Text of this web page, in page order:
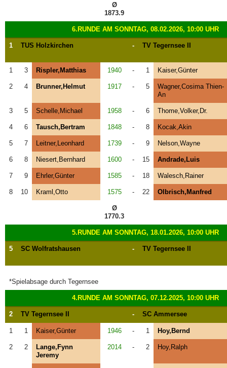
Ø
1873.9
6.RUNDE AM SONNTAG, 08.02.2026, 10:00 UHR
1 TUS Holzkirchen - TV Tegernsee II
1 3 Rispler,Matthias 1940 - 1 Kaiser,Günter
2 4 Brunner,Helmut 1917 - 5
Wagner,Cosima Thien-
An
3 5 Schelle,Michael 1958 - 6 Thome,Volker,Dr.
4 6 Tausch,Bertram 1848 - 8 Kocak,Akin
5 7 Leitner,Leonhard 1739 - 9 Nelson,Wayne
6 8 Niesert,Bernhard 1600 - 15 Andrade,Luis
7 9 Ehrler,Günter 1585 - 18 Walesch,Rainer
8 10 Kraml,Otto 1575 - 22 Olbrisch,Manfred
Ø
1770.3
5.RUNDE AM SONNTAG, 18.01.2026, 10:00 UHR
5 SC Wolfratshausen - TV Tegernsee II
*Spielabsage durch Tegernsee
4.RUNDE AM SONNTAG, 07.12.2025, 10:00 UHR
2 TV Tegernsee II - SC Ammersee
1 1 Kaiser,Günter 1946 - 1 Hoy,Bernd
2 2
Lange,Fynn
Jeremy
2014 - 2 Hoy,Ralph